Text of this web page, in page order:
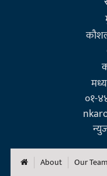
०१-
About Our Team